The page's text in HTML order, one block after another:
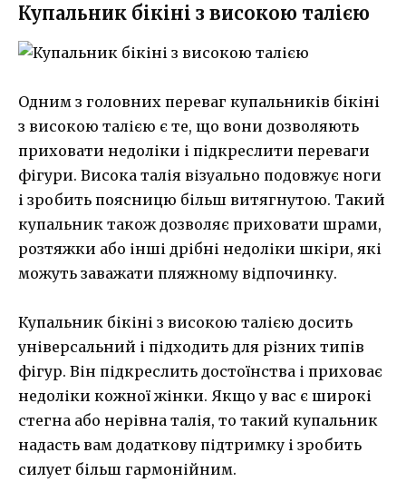
Купальник бікіні з високою талією
Одним з головних переваг купальників бікіні
з високою талією є те, що вони дозволяють
приховати недоліки і підкреслити переваги
фігури. Висока талія візуально подовжує ноги
і зробить поясницю більш витягнутою. Такий
купальник також дозволяє приховати шрами,
розтяжки або інші дрібні недоліки шкіри, які
можуть заважати пляжному відпочинку.
Купальник бікіні з високою талією досить
універсальний і підходить для різних типів
фігур. Він підкреслить достоїнства і приховає
недоліки кожної жінки. Якщо у вас є широкі
стегна або нерівна талія, то такий купальник
надасть вам додаткову підтримку і зробить
силует більш гармонійним.